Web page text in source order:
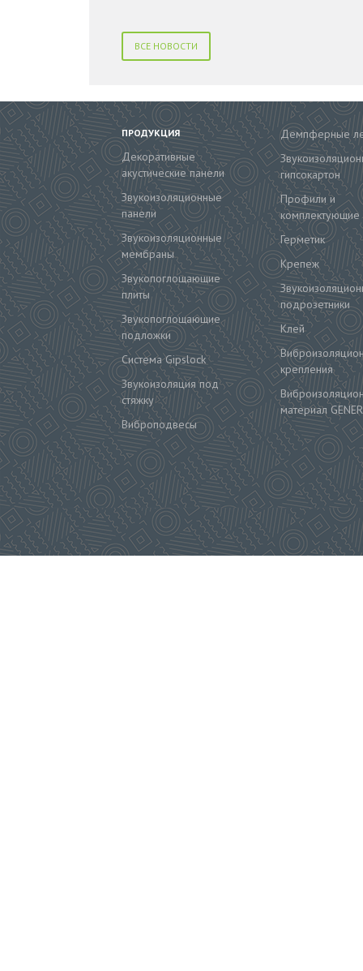
ВСЕ НОВОСТИ
ПРОДУКЦИЯ
Декоративные
акустические панели
Звукоизоляционные
панели
Звукоизоляционные
мембраны
Звукопоглощающие
плиты
Звукопоглощающие
подложки
Система Gipslock
Звукоизоляция под
стяжку
Виброподвесы
Демпферные
гипсокартон
Профили и
комплектующие
Герметик
Крепеж
подрозетники
Клей
крепления
материал